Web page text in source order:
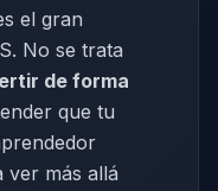
el gran
No se trata
de forma
que tu
ver más allá